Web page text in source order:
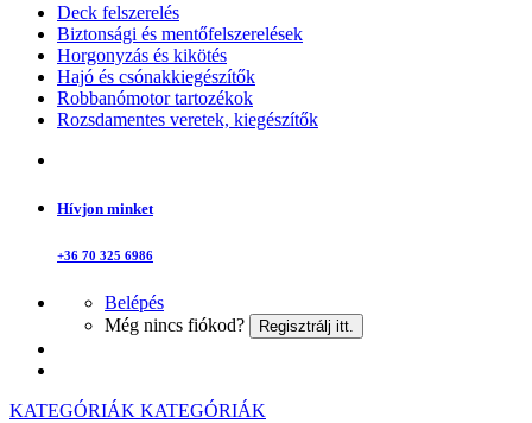
Deck felszerelés
Biztonsági és mentőfelszerelések
Horgonyzás és kikötés
Hajó és csónakkiegészítők
Robbanómotor tartozékok
Rozsdamentes veretek, kiegészítők
Hívjon minket
+36 70 325 6986
Belépés
Még nincs fiókod?
Regisztrálj itt.
KATEGÓRIÁK KATEGÓRIÁK